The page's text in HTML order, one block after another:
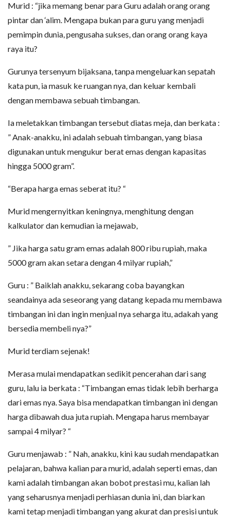
Murid : “jika memang benar para Guru adalah orang orang
pintar dan ‘alim. Mengapa bukan para guru yang menjadi
pemimpin dunia, pengusaha sukses, dan orang orang kaya
raya itu?
Gurunya tersenyum bijaksana, tanpa mengeluarkan sepatah
kata pun, ia masuk ke ruangan nya, dan keluar kembali
dengan membawa sebuah timbangan.
Ia meletakkan timbangan tersebut diatas meja, dan berkata :
” Anak-anakku, ini adalah sebuah timbangan, yang biasa
digunakan untuk mengukur berat emas dengan kapasitas
hingga 5000 gram”.
“Berapa harga emas seberat itu? “
Murid mengernyitkan keningnya, menghitung dengan
kalkulator dan kemudian ia mejawab,
” Jika harga satu gram emas adalah 800 ribu rupiah, maka
5000 gram akan setara dengan 4 milyar rupiah,”
Guru : ” Baiklah anakku, sekarang coba bayangkan
seandainya ada seseorang yang datang kepada mu membawa
timbangan ini dan ingin menjual nya seharga itu, adakah yang
bersedia membeli nya?”
Murid terdiam sejenak!
Merasa mulai mendapatkan sedikit pencerahan dari sang
guru, lalu ia berkata : “Timbangan emas tidak lebih berharga
dari emas nya. Saya bisa mendapatkan timbangan ini dengan
harga dibawah dua juta rupiah. Mengapa harus membayar
sampai 4 milyar? “
Guru menjawab : ” Nah, anakku, kini kau sudah mendapatkan
pelajaran, bahwa kalian para murid, adalah seperti emas, dan
kami adalah timbangan akan bobot prestasi mu, kalian lah
yang seharusnya menjadi perhiasan dunia ini, dan biarkan
kami tetap menjadi timbangan yang akurat dan presisi untuk